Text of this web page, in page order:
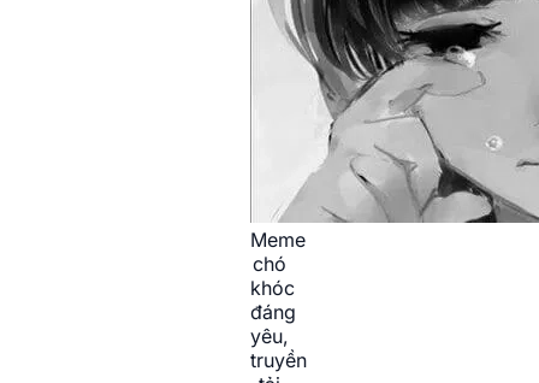
Meme
chó
khóc
đáng
yêu,
truyền